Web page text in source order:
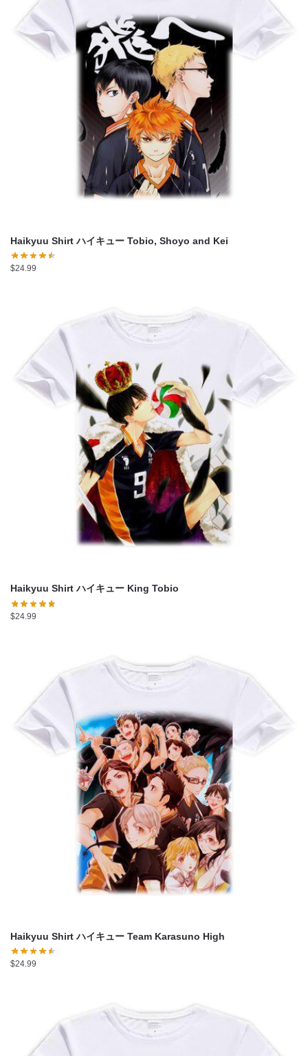
Haikyuu Shirt ハイキュー Tobio, Shoyo and Kei
$24.99
Haikyuu Shirt ハイキュー King Tobio
$24.99
Haikyuu Shirt ハイキュー Team Karasuno High
$24.99